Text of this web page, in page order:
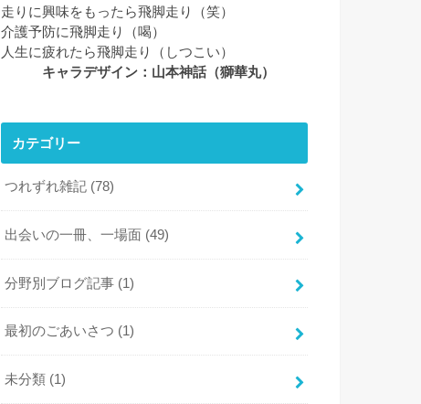
走りに興味をもったら飛脚走り（笑）
介護予防に飛脚走り（喝）
人生に疲れたら飛脚走り（しつこい）
キャラデザイン：山本神話（獅華丸）
カテゴリー
つれずれ雑記 (78)
出会いの一冊、一場面 (49)
分野別ブログ記事 (1)
最初のごあいさつ (1)
未分類 (1)